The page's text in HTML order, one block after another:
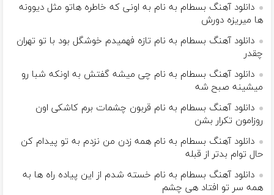
دانلود آهنگ بسطام به نام به اونی که خاطره هاتو مثل دیوونه
ها میریزه دورش
دانلود آهنگ بسطام به نام تازه فهمیدم خوشگل بود با تو تهران
چقدر
دانلود آهنگ بسطام به نام چی میشه گفتش به اونکه شبا رو
میشینه صبح شه
دانلود آهنگ بسطام به نام قربون چشمات برم کاشکی اون
روزامون تکرار بشن
دانلود آهنگ بسطام به نام همه زدن من نزدم به تو پیدام کن
حال توام بدتر از قبله
دانلود آهنگ بسطام به نام خسته شدم از این پیاده راه ها به
همه سر تو افتاد هی چشم